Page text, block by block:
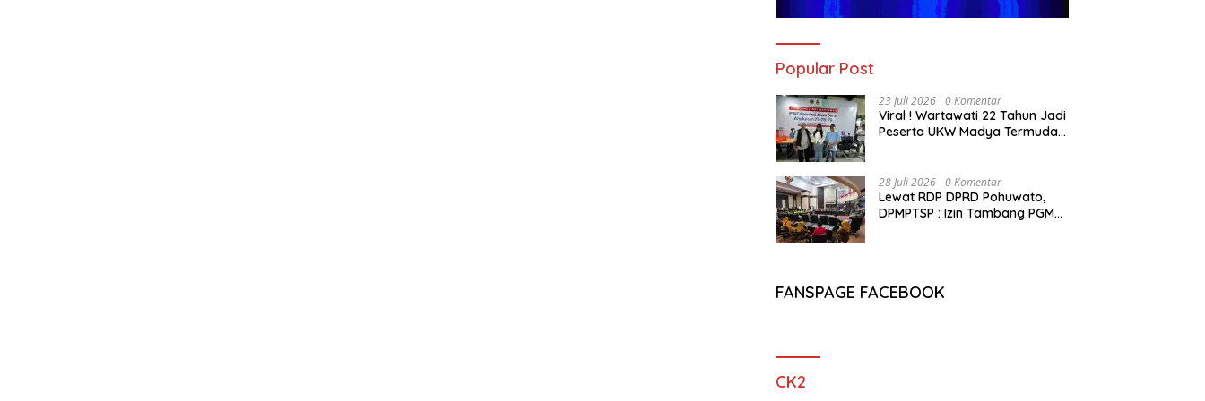
Popular Post
23 Juli 2026 0 Komentar
Viral ! Wartawati 22 Tahun Jadi
Peserta UKW Madya Termuda
28 Juli 2026 0 Komentar
Lewat RDP DPRD Pohuwato,
DPMPTSP : Izin Tambang PGM
FANSPAGE FACEBOOK
CK2